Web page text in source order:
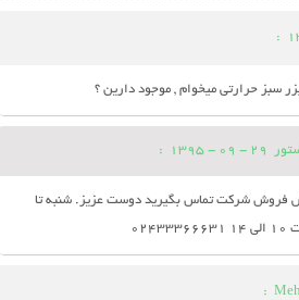
:
سبز حرارتی میخوام , موجود دارین ؟
29 - 09 - 1395
:
فروش شرکت تماس بگیرید دوست عزیز. شنبه تا
: